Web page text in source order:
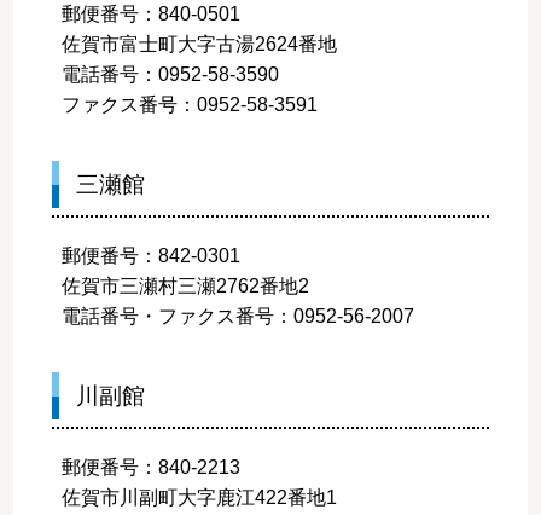
郵便番号：840-0501
佐賀市富士町大字古湯2624番地
電話番号：0952-58-3590
ファクス番号：0952-58-3591
三瀬館
郵便番号：842-0301
佐賀市三瀬村三瀬2762番地2
電話番号・ファクス番号：0952-56-2007
川副館
郵便番号：840-2213
佐賀市川副町大字鹿江422番地1